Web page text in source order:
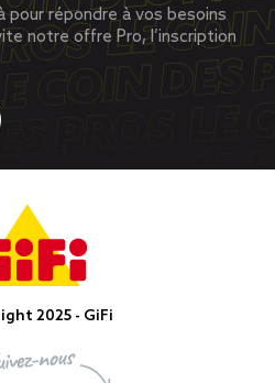
pour répondre à vos besoins
notre offre Pro, l’inscription
2025 - GiFi